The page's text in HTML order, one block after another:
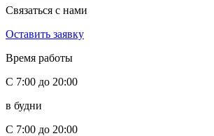
Связаться с нами
Оставить заявку
Время работы
С 7:00 до 20:00
в будни
С 7:00 до 20:00